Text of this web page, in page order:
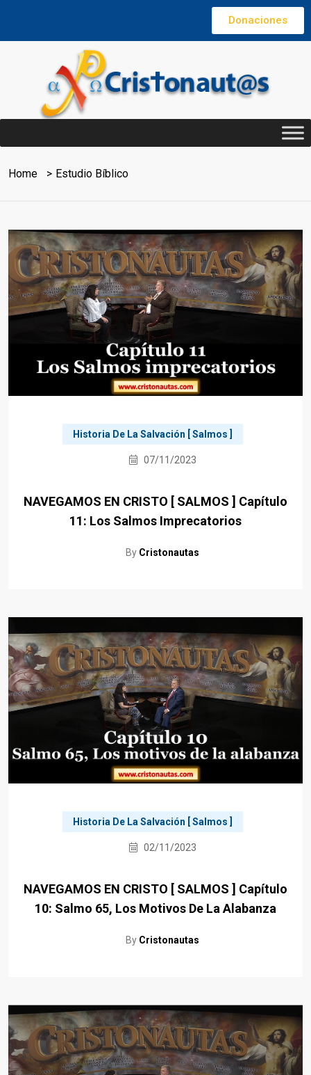
Donaciones
Home Estudio Bíblico
Historia De La Salvación [ Salmos ]
07/11/2023
NAVEGAMOS EN CRISTO [ SALMOS ] Capítulo
11: Los Salmos Imprecatorios
By Cristonautas
Historia De La Salvación [ Salmos ]
02/11/2023
NAVEGAMOS EN CRISTO [ SALMOS ] Capítulo
10: Salmo 65, Los Motivos De La Alabanza
By Cristonautas